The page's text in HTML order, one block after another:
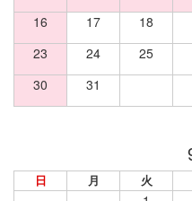
16
17 18
23
24 25
30
31
日 月 火